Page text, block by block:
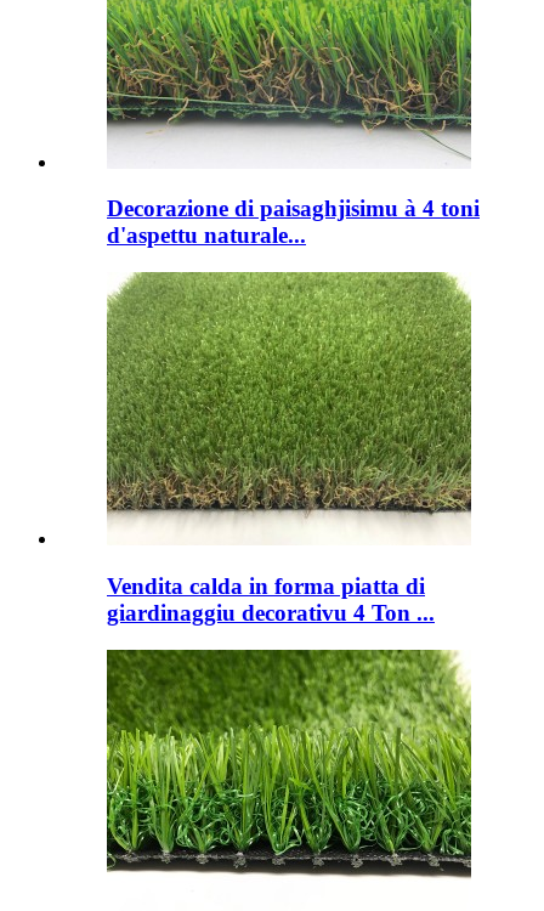
Decorazione di paisaghjisimu à 4 toni
d'aspettu naturale...
Vendita calda in forma piatta di
giardinaggiu decorativu 4 Ton ...